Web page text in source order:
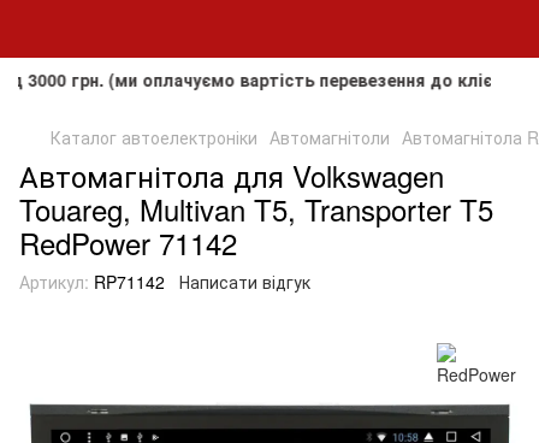
(ми оплачуємо вартість перевезення до клієнта, але
Каталог автоелектроніки Автомагнітоли Автомагнітола
Автомагнітола для Volkswagen
Touareg, Multivan T5, Transporter T5
RedPower 71142
Артикул: RP71142 Написати відгук